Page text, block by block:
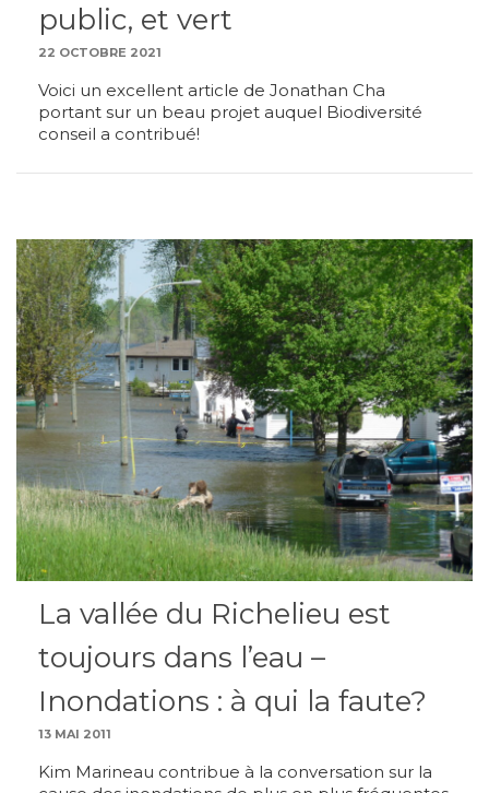
public, et vert
22 OCTOBRE 2021
Voici un excellent article de Jonathan Cha
portant sur un beau projet auquel Biodiversité
conseil a contribué!
La vallée du Richelieu est
toujours dans l’eau –
Inondations : à qui la faute?
13 MAI 2011
Kim Marineau contribue à la conversation sur la